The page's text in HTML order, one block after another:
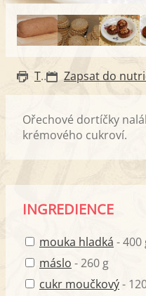
Tisk
Ořechové dortíčky
krémového cukroví.
INGREDIENCE
mouka hladká - 400
máslo - 260 g
cukr moučkový-